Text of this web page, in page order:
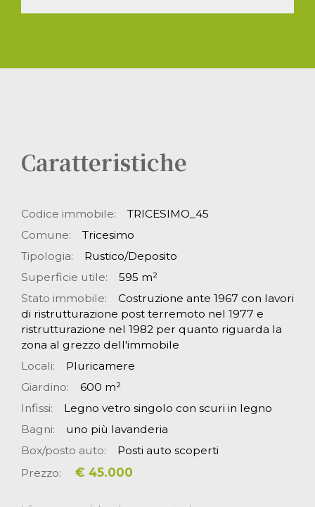
Caratteristiche
Codice immobile:
TRICESIMO_45
Comune:
Tricesimo
Tipologia:
Rustico/Deposito
Superficie utile:
595 m²
Stato immobile:
Costruzione ante 1967 con lavori
di ristrutturazione post terremoto nel 1977 e
ristrutturazione nel 1982 per quanto riguarda la
zona al grezzo dell'immobile
Locali:
Pluricamere
Giardino:
600 m²
Infissi:
Legno vetro singolo con scuri in legno
Bagni:
uno più lavanderia
Box/posto auto:
Posti auto scoperti
Prezzo:
€ 45.000